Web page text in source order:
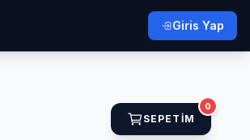
Giris Yap
SEPETIM
0